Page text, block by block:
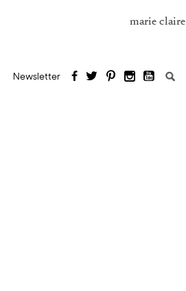
marie claire
Newsletter Buscar: